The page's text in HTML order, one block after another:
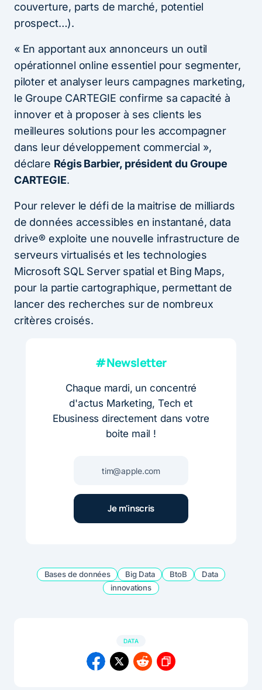
couverture, parts de marché, potentiel
prospect…).
« En apportant aux annonceurs un outil
opérationnel online essentiel pour segmenter,
piloter et analyser leurs campagnes marketing,
le Groupe CARTEGIE confirme sa capacité à
innover et à proposer à ses clients les
meilleures solutions pour les accompagner
dans leur développement commercial »,
déclare Régis Barbier, président du Groupe
CARTEGIE.
Pour relever le défi de la maitrise de milliards
de données accessibles en instantané, data
drive® exploite une nouvelle infrastructure de
serveurs virtualisés et les technologies
Microsoft SQL Server spatial et Bing Maps,
pour la partie cartographique, permettant de
lancer des recherches sur de nombreux
critères croisés.
#Newsletter
Chaque mardi, un concentré
d'actus Marketing, Tech et
Ebusiness directement dans votre
boite mail !
Bases de données Big Data BtoB
Data
innovations
DATA